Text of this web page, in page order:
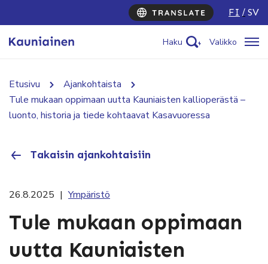
FI SV
Haku Valikko
Etusivu
Ajankohtaista
Tule mukaan oppimaan uutta Kauniaisten kallioperästä –
luonto, historia ja tiede kohtaavat Kasavuoressa
Takaisin ajankohtaisiin
26.8.2025 | Ympäristö
Tule mukaan oppimaan
uutta Kauniaisten